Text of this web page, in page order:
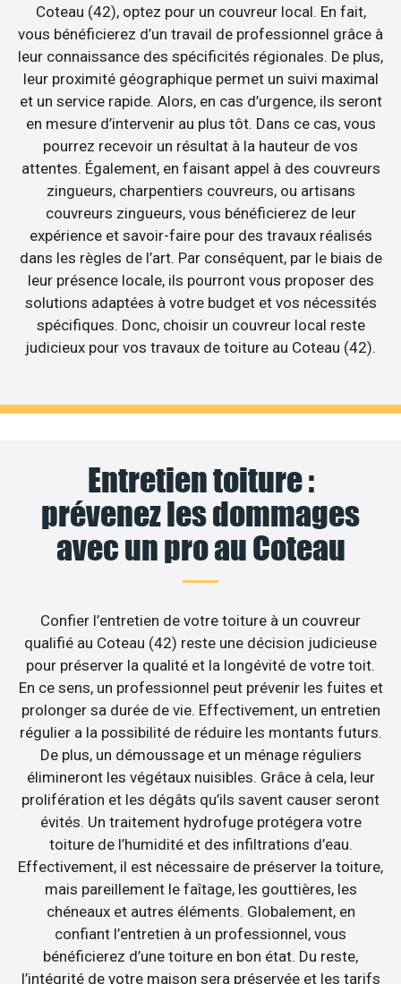
Coteau (42), optez pour un couvreur local. En fait,
vous bénéficierez d’un travail de professionnel grâce à
leur connaissance des spécificités régionales. De plus,
leur proximité géographique permet un suivi maximal
et un service rapide. Alors, en cas d’urgence, ils seront
en mesure d’intervenir au plus tôt. Dans ce cas, vous
pourrez recevoir un résultat à la hauteur de vos
attentes. Également, en faisant appel à des couvreurs
zingueurs, charpentiers couvreurs, ou artisans
couvreurs zingueurs, vous bénéficierez de leur
expérience et savoir-faire pour des travaux réalisés
dans les règles de l’art. Par conséquent, par le biais de
leur présence locale, ils pourront vous proposer des
solutions adaptées à votre budget et vos nécessités
spécifiques. Donc, choisir un couvreur local reste
judicieux pour vos travaux de toiture au Coteau (42).
Entretien toiture :
prévenez les dommages
avec un pro au Coteau
Confier l’entretien de votre toiture à un couvreur
qualifié au Coteau (42) reste une décision judicieuse
pour préserver la qualité et la longévité de votre toit.
En ce sens, un professionnel peut prévenir les fuites et
prolonger sa durée de vie. Effectivement, un entretien
régulier a la possibilité de réduire les montants futurs.
De plus, un démoussage et un ménage réguliers
élimineront les végétaux nuisibles. Grâce à cela, leur
prolifération et les dégâts qu’ils savent causer seront
évités. Un traitement hydrofuge protégera votre
toiture de l’humidité et des infiltrations d’eau.
Effectivement, il est nécessaire de préserver la toiture,
mais pareillement le faîtage, les gouttières, les
chéneaux et autres éléments. Globalement, en
confiant l’entretien à un professionnel, vous
bénéficierez d’une toiture en bon état. Du reste,
l’intégrité de votre maison sera préservée et les tarifs